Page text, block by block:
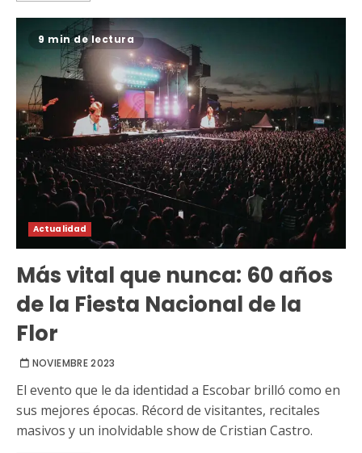
9 min de lectura
Actualidad
Más vital que nunca: 60 años
de la Fiesta Nacional de la
Flor
NOVIEMBRE 2023
El evento que le da identidad a Escobar brilló como en
sus mejores épocas. Récord de visitantes, recitales
masivos y un inolvidable show de Cristian Castro.